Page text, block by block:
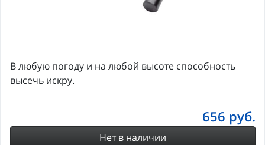
В любую погоду и на любой высоте способность
высечь искру.
656 руб.
Нет в наличии